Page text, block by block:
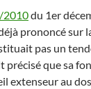
2010du 1er
prononcé sur
pas un
précisé que sa
extenseur au